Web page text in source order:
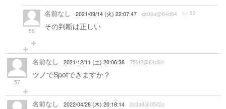
56
名前なし 2021/09/14 (火) 22:07:47 dc06a@64d64 >> 52
その判断は正しい
57
名前なし 2021/12/11 (土) 20:06:38 759f2@64d64
ツノでSpotできますか？
名前なし 2022/04/28 (木) 20:18:14 2c3a8@0502c